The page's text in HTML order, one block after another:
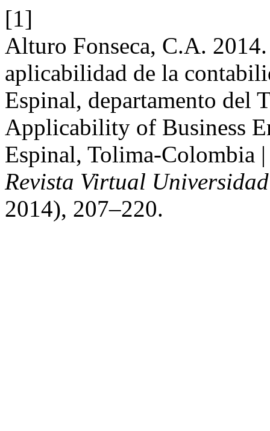
[1]
Alturo Fonseca, C.A.
aplicabilidad de la
Espinal, departamento del
Applicability of Business
Espinal, Tolima-Colombia
Revista Virtual
2014), 207–220.